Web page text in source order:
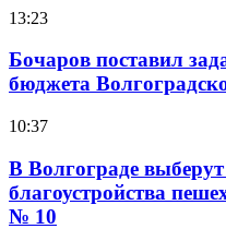
13:23
Бочаров поставил
бюджета
10:37
В Волгограде
благоустройства
№ 10